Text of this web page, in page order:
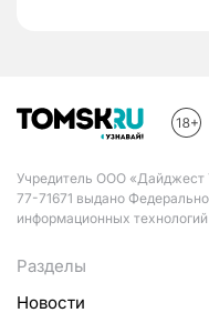
Учредитель ООО
77-71671 выдано
информационных
Разделы
Новости